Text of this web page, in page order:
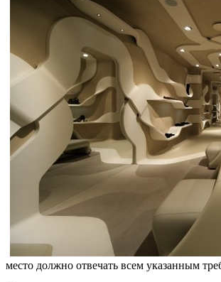
место должно отвечать всем указанным